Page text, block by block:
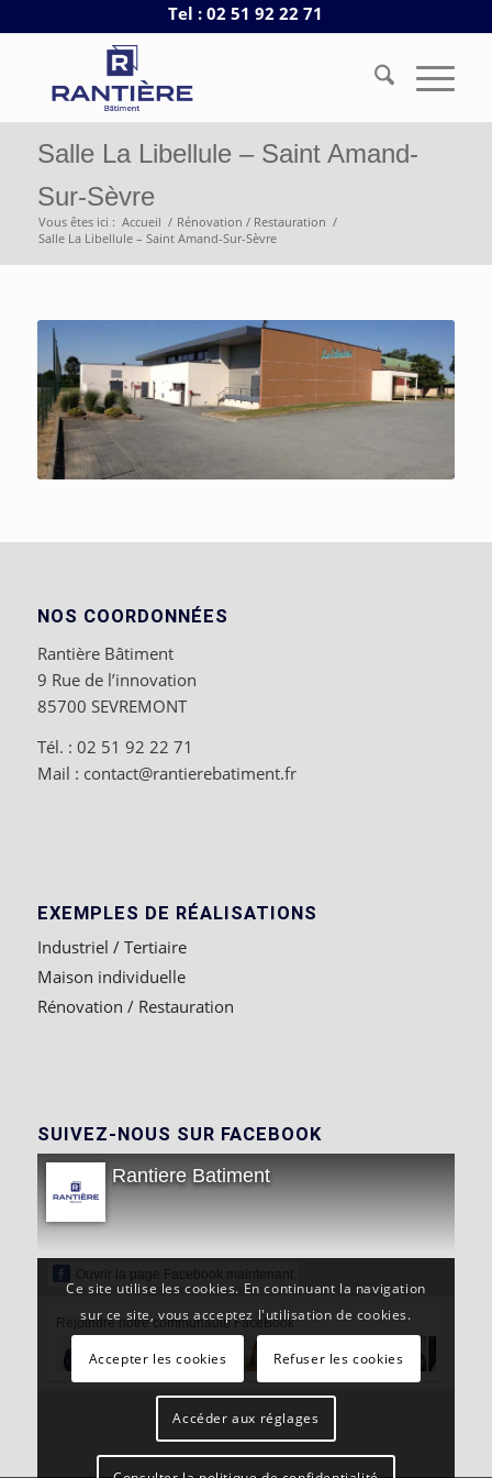
Tel : 02 51 92 22 71
Salle La Libellule – Saint Amand-
Sur-Sèvre
Vous êtes ici : Accueil / Rénovation / Restauration /
Salle La Libellule – Saint Amand-Sur-Sèvre
NOS COORDONNÉES
Rantière Bâtiment
9 Rue de l’innovation
85700 SEVREMONT
Tél. : 02 51 92 22 71
Mail : contact@rantierebatiment.fr
EXEMPLES DE RÉALISATIONS
Industriel / Tertiaire
Maison individuelle
Rénovation / Restauration
SUIVEZ-NOUS SUR FACEBOOK
Rantiere Batiment
Ouvrir la page Facebook maintenant
Rejoindre notre communauté FaceBook
Ce site utilise les cookies. En continuant la navigation
sur ce site, vous acceptez l'utilisation de cookies.
Accepter les cookies Refuser les cookies
Accéder aux réglages